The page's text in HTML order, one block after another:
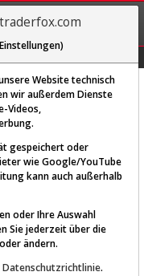
REGIS-
TRIEREN
für
Website technisch
wir außerdem Dienste
Videos,
gespeichert oder
wie Google/YouTube
kann auch außerhalb
oder Ihre Auswahl
Sie jederzeit über die
ändern.
Datenschutzrichtlinie.